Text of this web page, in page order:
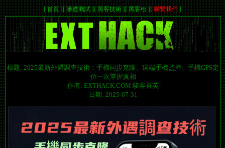
[ 首頁 ] [ 滲透測試 ][ 黑客技術 ][ 黑客松 ] [ 聯繫我們 ]
標題: 2025最新外遇調查技術：手機同步克隆、遠端手機監控、手機GPS定
位一次掌握真相
作者: EXTHACK.COM 駭客菁英
日期: 2025-07-31